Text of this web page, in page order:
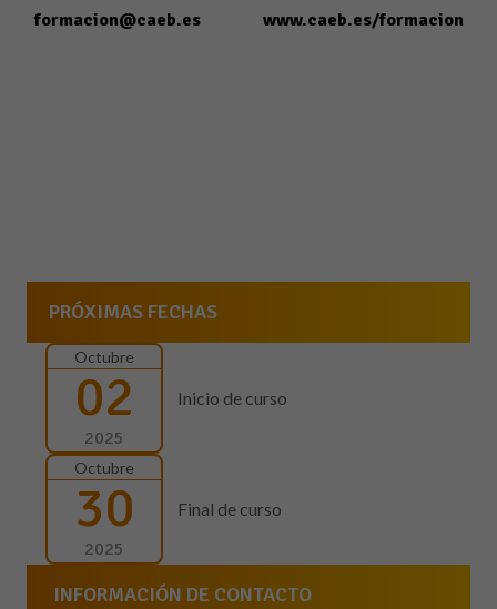
PRÓXIMAS FECHAS
Octubre
02
2025
Inicio de curso
Octubre
30
2025
Final de curso
INFORMACIÓN DE CONTACTO
formacion@caeb.es www.caeb.es/formacion